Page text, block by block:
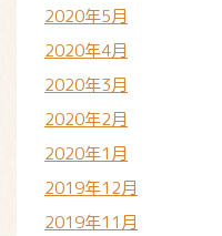
2020年5月
2020年4月
2020年3月
2020年2月
2020年1月
2019年12月
2019年11月